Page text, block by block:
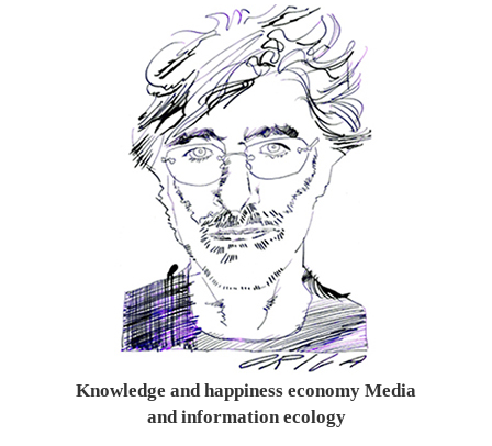
Knowledge and happiness economy Media
and information ecology